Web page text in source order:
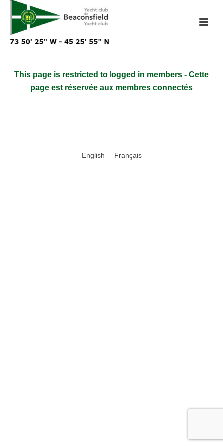
This page is restricted to logged in members - Cette
page est réservée aux membres connectés
English Français